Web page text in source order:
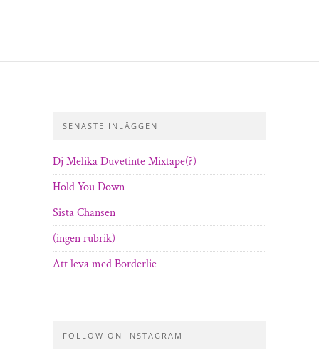
SENASTE INLÄGGEN
Dj Melika Duvetinte Mixtape(?)
Hold You Down
Sista Chansen
(ingen rubrik)
Att leva med Borderlie
FOLLOW ON INSTAGRAM